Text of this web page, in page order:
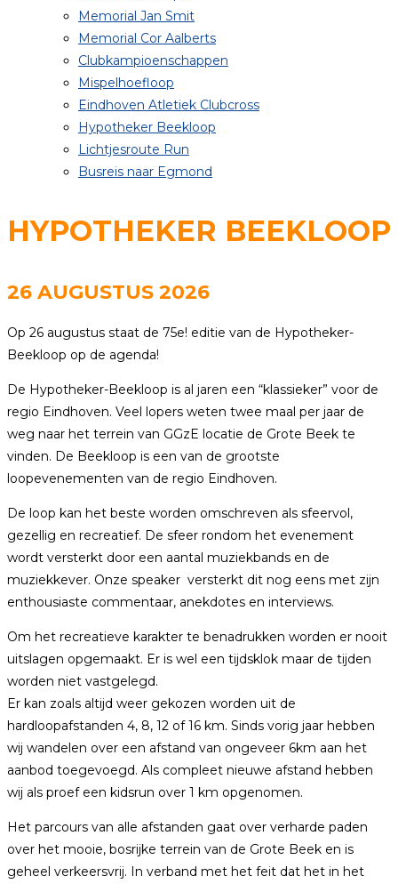
Memorial Jan Smit
Memorial Cor Aalberts
Clubkampioenschappen
Mispelhoefloop
Eindhoven Atletiek Clubcross
Hypotheker Beekloop
Lichtjesroute Run
Busreis naar Egmond
HYPOTHEKER BEEKLOOP
26 AUGUSTUS 2026
Op 26 augustus staat de 75e! editie van de Hypotheker-
Beekloop op de agenda!
De Hypotheker-Beekloop is al jaren een “klassieker” voor de
regio Eindhoven. Veel lopers weten twee maal per jaar de
weg naar het terrein van GGzE locatie de Grote Beek te
vinden. De Beekloop is een van de grootste
loopevenementen van de regio Eindhoven.
De loop kan het beste worden omschreven als sfeervol,
gezellig en recreatief. De sfeer rondom het evenement
wordt versterkt door een aantal muziekbands en de
muziekkever. Onze speaker versterkt dit nog eens met zijn
enthousiaste commentaar, anekdotes en interviews.
Om het recreatieve karakter te benadrukken worden er nooit
uitslagen opgemaakt. Er is wel een tijdsklok maar de tijden
worden niet vastgelegd.
Er kan zoals altijd weer gekozen worden uit de
hardloopafstanden 4, 8, 12 of 16 km. Sinds vorig jaar hebben
wij wandelen over een afstand van ongeveer 6km aan het
aanbod toegevoegd. Als compleet nieuwe afstand hebben
wij als proef een kidsrun over 1 km opgenomen.
Het parcours van alle afstanden gaat over verharde paden
over het mooie, bosrijke terrein van de Grote Beek en is
geheel verkeersvrij. In verband met het feit dat het in het